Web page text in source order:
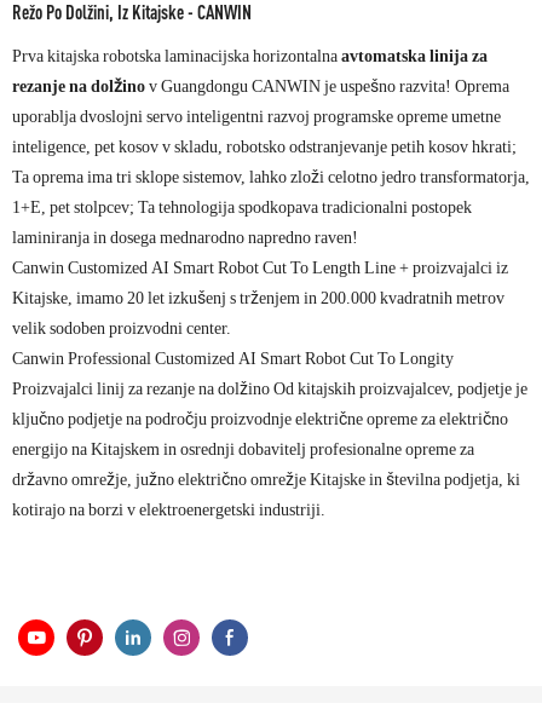
Režo Po Dolžini, Iz Kitajske - CANWIN
Prva kitajska robotska laminacijska horizontalnaavtomatska linija za
rezanje na dolžinov Guangdongu CANWIN je uspešno razvita! Oprema
uporablja dvoslojni servo inteligentni razvoj programske opreme umetne
inteligence, pet kosov v skladu, robotsko odstranjevanje petih kosov hkrati;
Ta oprema ima tri sklope sistemov, lahko zloži celotno jedro transformatorja,
1+E, pet stolpcev; Ta tehnologija spodkopava tradicionalni postopek
laminiranja in dosega mednarodno napredno raven!
Canwin Customized AI Smart Robot Cut To Length Line + proizvajalci iz
Kitajske, imamo 20 let izkušenj s trženjem in 200.000 kvadratnih metrov
velik sodoben proizvodni center.
Canwin Professional Customized AI Smart Robot Cut To Longity
Proizvajalci linij za rezanje na dolžino Od kitajskih proizvajalcev, podjetje je
ključno podjetje na področju proizvodnje električne opreme za električno
energijo na Kitajskem in osrednji dobavitelj profesionalne opreme za
državno omrežje, južno električno omrežje Kitajske in številna podjetja, ki
kotirajo na borzi v elektroenergetski industriji.